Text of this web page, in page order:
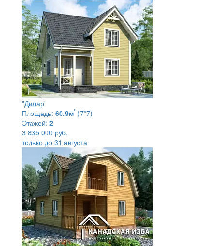
"Дилар"
Площадь: 60.9м² (7*7)
Этажей: 2
3 835 000 руб.
только до 31 августа